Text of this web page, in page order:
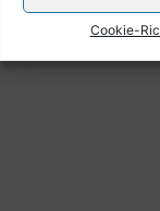
Cookie-